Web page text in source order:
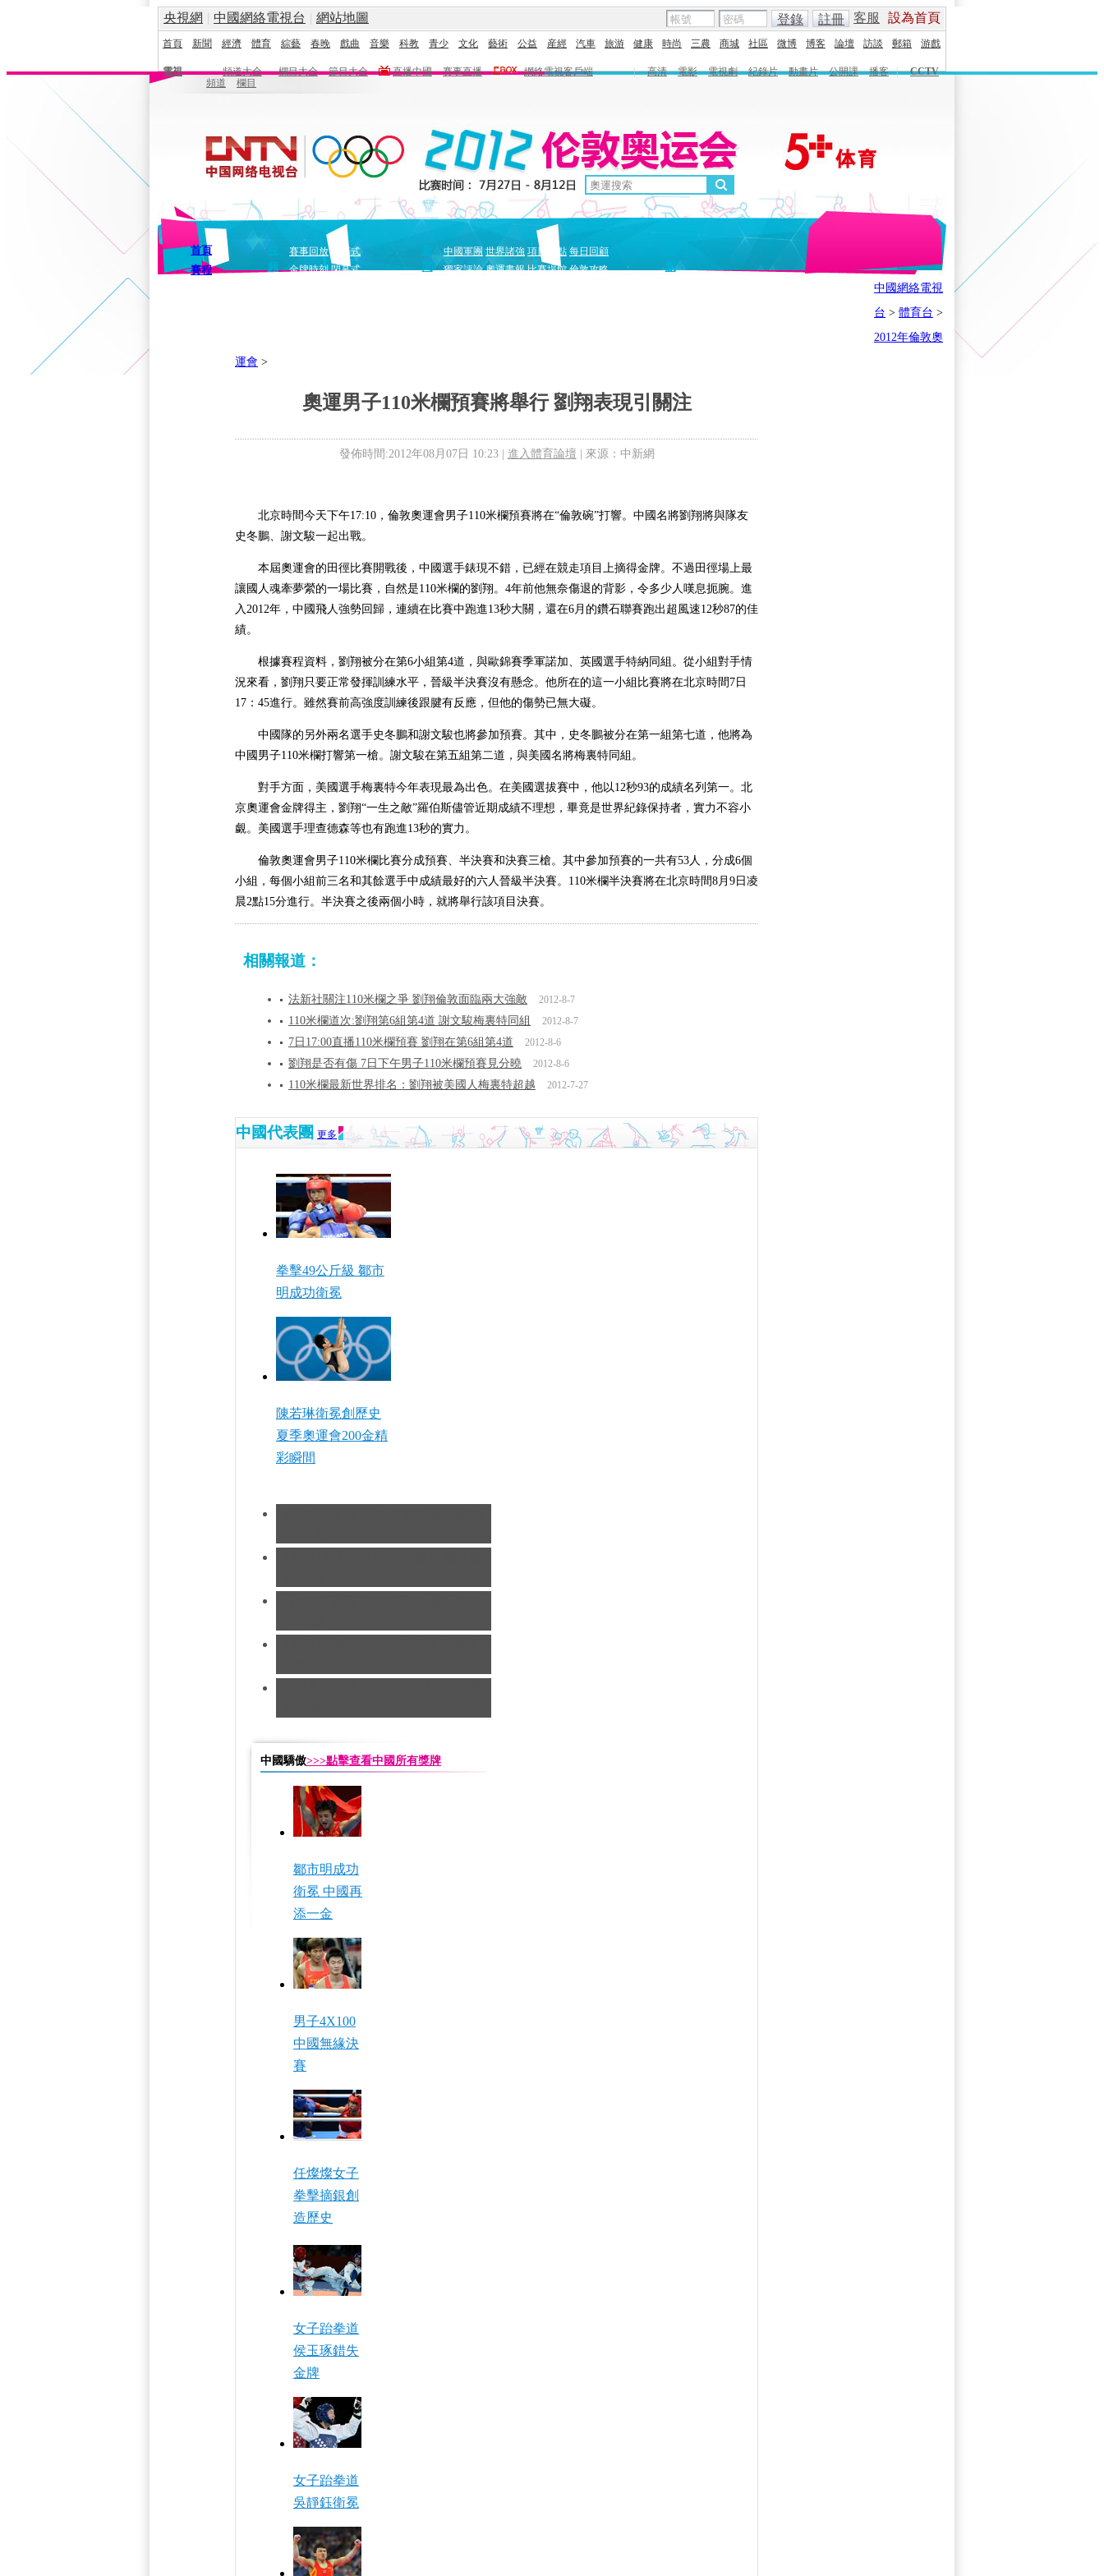
央視網 | 中國網絡電視台 | 網站地圖 客服 設為首頁
登錄 註冊
首頁 新聞 經濟 體育 綜藝 春晚 戲曲 音樂 科教 青少 文化 藝術 公益 産經 汽車 旅游 健康 時尚 三農 商城 社區 微博 博客 論壇 訪談 郵箱 游戲
電視 頻道大全 欄目大全 節目大全 直播中國 賽事直播 網絡電視客戶端 | 高清 電影 電視劇 紀錄片 動畫片 公開課 播客 |
CCTV
頻道
欄目
首頁
賽程
頻
賽事回放
開幕式
金牌時刻 閉幕式
中國軍團 世界諸強 項目盤點 每日回顧
獨家評論 奧運畫報 比賽場館 倫敦攻略
創
中國網絡電視
台 > 體育台 >
2012年倫敦奧
運會 >
奧運男子110米欄預賽將舉行 劉翔表現引關注
發佈時間:2012年08月07日 10:23 | 進入體育論壇 | 來源：中新網
北京時間今天下午17:10，倫敦奧運會男子110米欄預賽將在“倫敦碗”打響。中國名將劉翔將與隊友
史冬鵬、謝文駿一起出戰。
本屆奧運會的田徑比賽開戰後，中國選手錶現不錯，已經在競走項目上摘得金牌。不過田徑場上最
讓國人魂牽夢縈的一場比賽，自然是110米欄的劉翔。4年前他無奈傷退的背影，令多少人嘆息扼腕。進
入2012年，中國飛人強勢回歸，連續在比賽中跑進13秒大關，還在6月的鑽石聯賽跑出超風速12秒87的佳
績。
根據賽程資料，劉翔被分在第6小組第4道，與歐錦賽季軍諾加、英國選手特納同組。從小組對手情
況來看，劉翔只要正常發揮訓練水平，晉級半決賽沒有懸念。他所在的這一小組比賽將在北京時間7日
17：45進行。雖然賽前高強度訓練後跟腱有反應，但他的傷勢已無大礙。
中國隊的另外兩名選手史冬鵬和謝文駿也將參加預賽。其中，史冬鵬被分在第一組第七道，他將為
中國男子110米欄打響第一槍。謝文駿在第五組第二道，與美國名將梅裏特同組。
對手方面，美國選手梅裏特今年表現最為出色。在美國選拔賽中，他以12秒93的成績名列第一。北
京奧運會金牌得主，劉翔“一生之敵”羅伯斯儘管近期成績不理想，畢竟是世界紀錄保持者，實力不容小
覷。美國選手理查德森等也有跑進13秒的實力。
倫敦奧運會男子110米欄比賽分成預賽、半決賽和決賽三槍。其中參加預賽的一共有53人，分成6個
小組，每個小組前三名和其餘選手中成績最好的六人晉級半決賽。110米欄半決賽將在北京時間8月9日凌
晨2點15分進行。半決賽之後兩個小時，就將舉行該項目決賽。
相關報道：
法新社關注110米欄之爭 劉翔倫敦面臨兩大強敵 2012-8-7
110米欄道次:劉翔第6組第4道 謝文駿梅裏特同組 2012-8-7
7日17:00直播110米欄預賽 劉翔在第6組第4道 2012-8-6
劉翔是否有傷 7日下午男子110米欄預賽見分曉 2012-8-6
110米欄最新世界排名：劉翔被美國人梅裏特超越 2012-7-27
中國代表團 更多
拳擊49公斤級 鄒市
明成功衛冕
陳若琳衛冕創歷史
夏季奧運會200金精
彩瞬間
中國驕傲>>>點擊查看中國所有獎牌
鄒市明成功
衛冕 中國再
添一金
男子4X100
中國無緣決
賽
任燦燦女子
拳擊摘銀創
造歷史
女子跆拳道
侯玉琢錯失
金牌
女子跆拳道
吳靜鈺衛冕